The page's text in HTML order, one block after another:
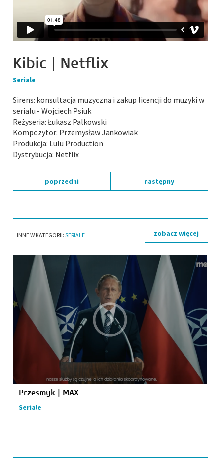
Kibic | Netflix
Seriale
Sirens: konsultacja muzyczna i zakup licencji do muzyki w
serialu - Wojciech Psiuk
Reżyseria: Łukasz Palkowski
Kompozytor: Przemysław Jankowiak
Produkcja: Lulu Production
Dystrybucja: Netflix
poprzedni następny
INNE W KATEGORII:SERIALE zobacz więcej
Przesmyk | MAX
Seriale